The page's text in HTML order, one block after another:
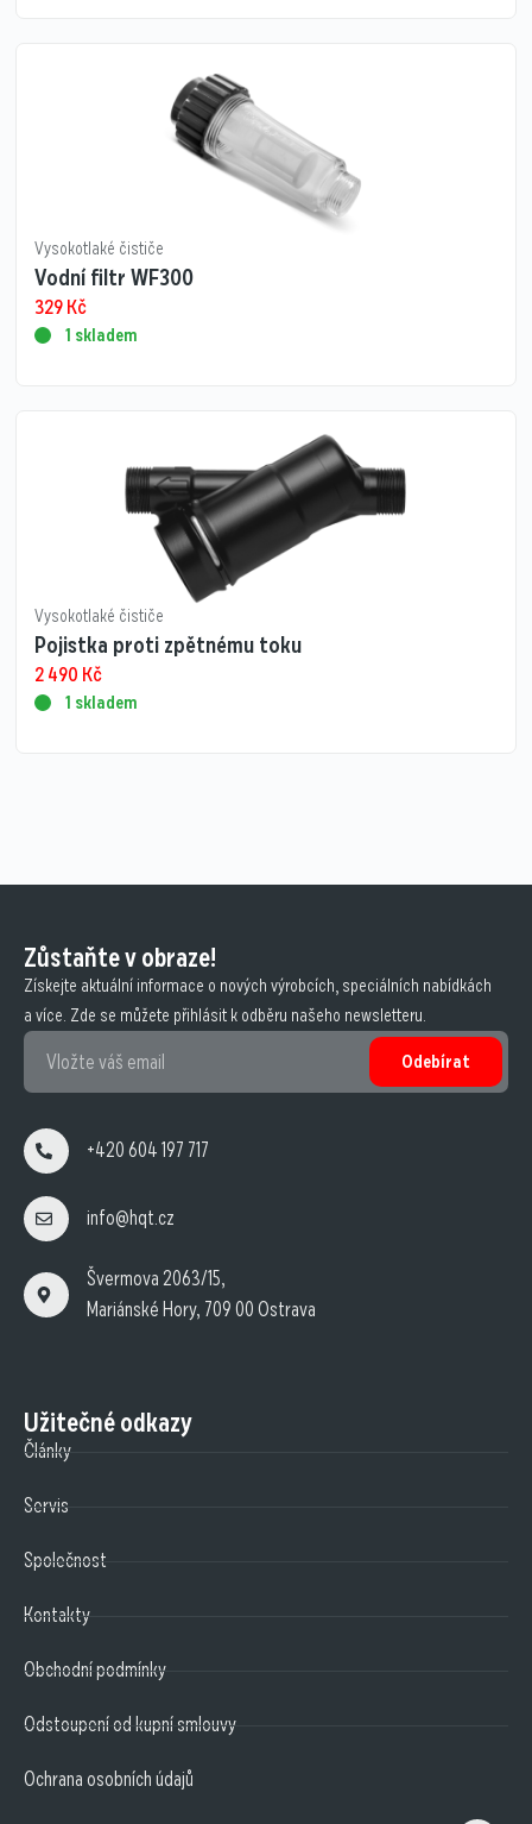
Vysokotlaké čističe
Vodní filtr WF300
329Kč
1 skladem
Vysokotlaké čističe
Pojistka proti zpětnému toku
2 490 Kč
1 skladem
Zůstaňte v obraze!
Získejte aktuální informace o nových výrobcích, speciálních nabídkách
a více. Zde se můžete přihlásit k odběru našeho newsletteru.
Odebírat
+420 604 197 717
info@hqt.cz
Švermova 2063/15,
Mariánské Hory, 709 00 Ostrava
Užitečné odkazy
Články
Servis
Společnost
Kontakty
Obchodní podmínky
Odstoupení od kupní smlouvy
Ochrana osobních údajů